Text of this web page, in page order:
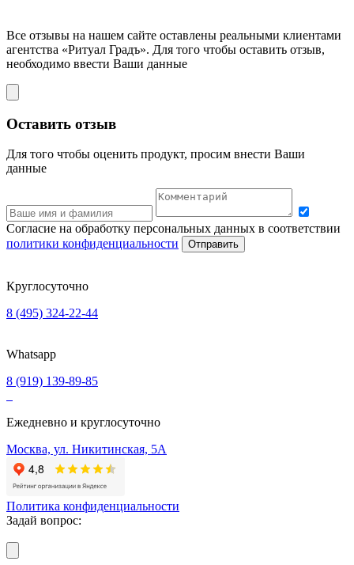
Все отзывы на нашем сайте оставлены реальными клиентами
агентства «Ритуал Градъ». Для того чтобы оставить отзыв,
необходимо ввести Ваши данные
Оставить отзыв
Для того чтобы оценить продукт, просим внести Ваши
данные
Согласие на обработку персональных данных в соответствии
политики конфиденциальности
Отправить
Круглосуточно
8 (495) 324-22-44
Whatsapp
8 (919) 139-89-85
Ежедневно и круглосуточно
Москва, ул. Никитинская, 5А
Политика конфиденциальности
Задай вопрос: